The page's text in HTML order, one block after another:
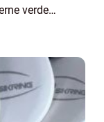
verden,